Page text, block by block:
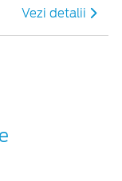
Vezi detalii